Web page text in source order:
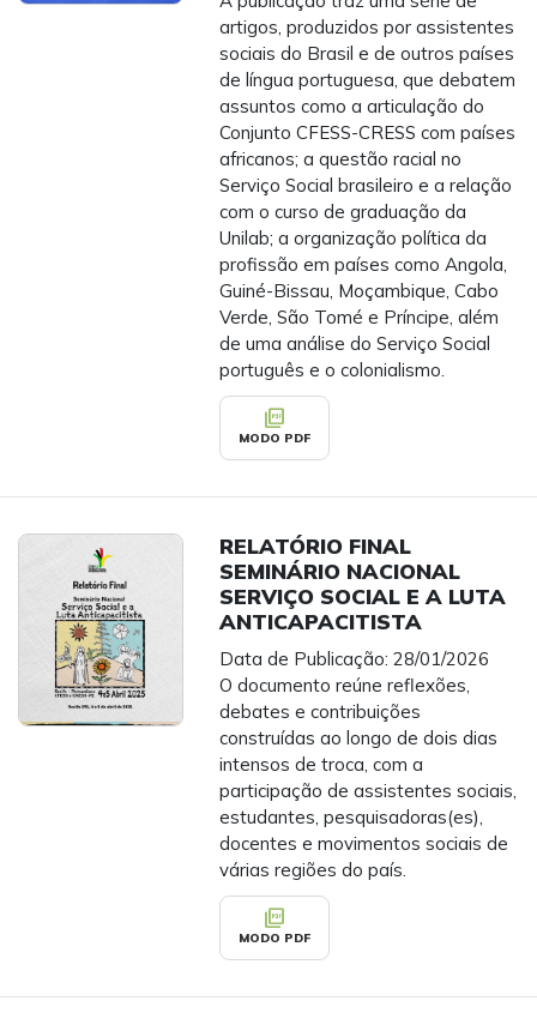
artigos, produzidos por assistentes
sociais do Brasil e de outros países
de língua portuguesa, que debatem
assuntos como a articulação do
Conjunto CFESS-CRESS com países
africanos; a questão racial no
Serviço Social brasileiro e a relação
com o curso de graduação da
Unilab; a organização política da
profissão em países como Angola,
Guiné-Bissau, Moçambique, Cabo
Verde, São Tomé e Príncipe, além
de uma análise do Serviço Social
português e o colonialismo.
picture_as_pdf
MODO PDF
RELATÓRIO FINAL
SEMINÁRIO NACIONAL
SERVIÇO SOCIAL E A LUTA
ANTICAPACITISTA
Data de Publicação: 28/01/2026
O documento reúne reflexões,
debates e contribuições
construídas ao longo de dois dias
intensos de troca, com a
participação de assistentes sociais,
estudantes, pesquisadoras(es),
docentes e movimentos sociais de
várias regiões do país.
picture_as_pdf
MODO PDF